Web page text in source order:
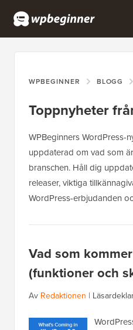
WPBEGINNER BLOGG
Toppnyheter
WPBeginners WordPress-
uppdaterad om vad som
branschen. Håll dig
releaser, viktiga
WordPress-erbjudanden
Vad som
(funktioner och
Av Redaktionen |